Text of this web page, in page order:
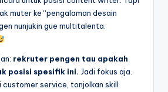
muter ke “pengalaman desain
nunjukin gue multitalenta.
rekruter pengen tau apakah
posisi spesifik ini. Jadi fokus aja.
customer service, tonjolkan skill